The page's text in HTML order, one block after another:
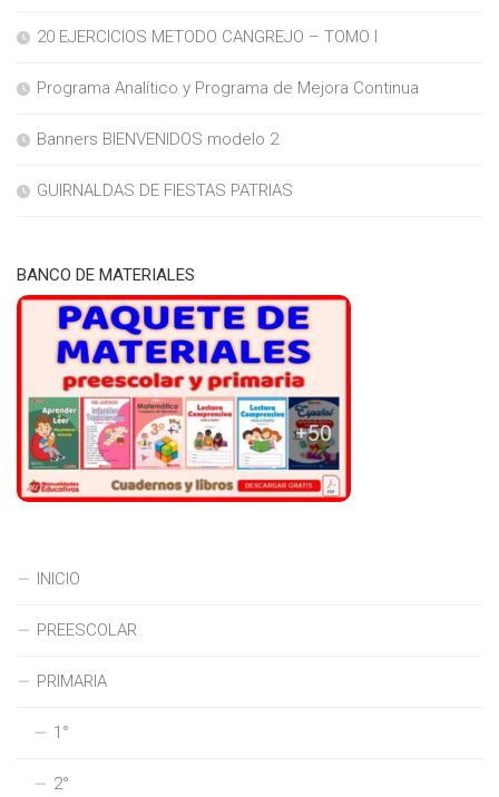
20 EJERCICIOS METODO CANGREJO – TOMO I
Programa Analítico y Programa de Mejora Continua
Banners BIENVENIDOS modelo 2
GUIRNALDAS DE FIESTAS PATRIAS
BANCO DE MATERIALES
INICIO
PREESCOLAR
PRIMARIA
1°
2°